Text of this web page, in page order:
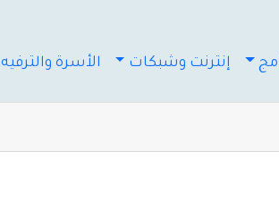
إنترنت وشبكات الأسرة والترفيه